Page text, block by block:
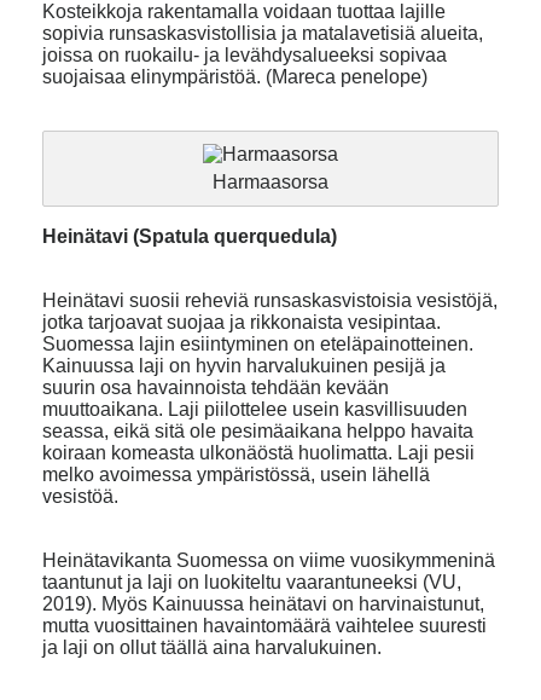
Kosteikkoja rakentamalla voidaan tuottaa lajille
sopivia runsaskasvistollisia ja matalavetisiä alueita,
joissa on ruokailu- ja levähdysalueeksi sopivaa
suojaisaa elinympäristöä. (Mareca penelope)
Harmaasorsa
Heinätavi (Spatula querquedula)
Heinätavi suosii reheviä runsaskasvistoisia vesistöjä,
jotka tarjoavat suojaa ja rikkonaista vesipintaa.
Suomessa lajin esiintyminen on eteläpainotteinen.
Kainuussa laji on hyvin harvalukuinen pesijä ja
suurin osa havainnoista tehdään kevään
muuttoaikana. Laji piilottelee usein kasvillisuuden
seassa, eikä sitä ole pesimäaikana helppo havaita
koiraan komeasta ulkonäöstä huolimatta. Laji pesii
melko avoimessa ympäristössä, usein lähellä
vesistöä.
Heinätavikanta Suomessa on viime vuosikymmeninä
taantunut ja laji on luokiteltu vaarantuneeksi (VU,
2019). Myös Kainuussa heinätavi on harvinaistunut,
mutta vuosittainen havaintomäärä vaihtelee suuresti
ja laji on ollut täällä aina harvalukuinen.